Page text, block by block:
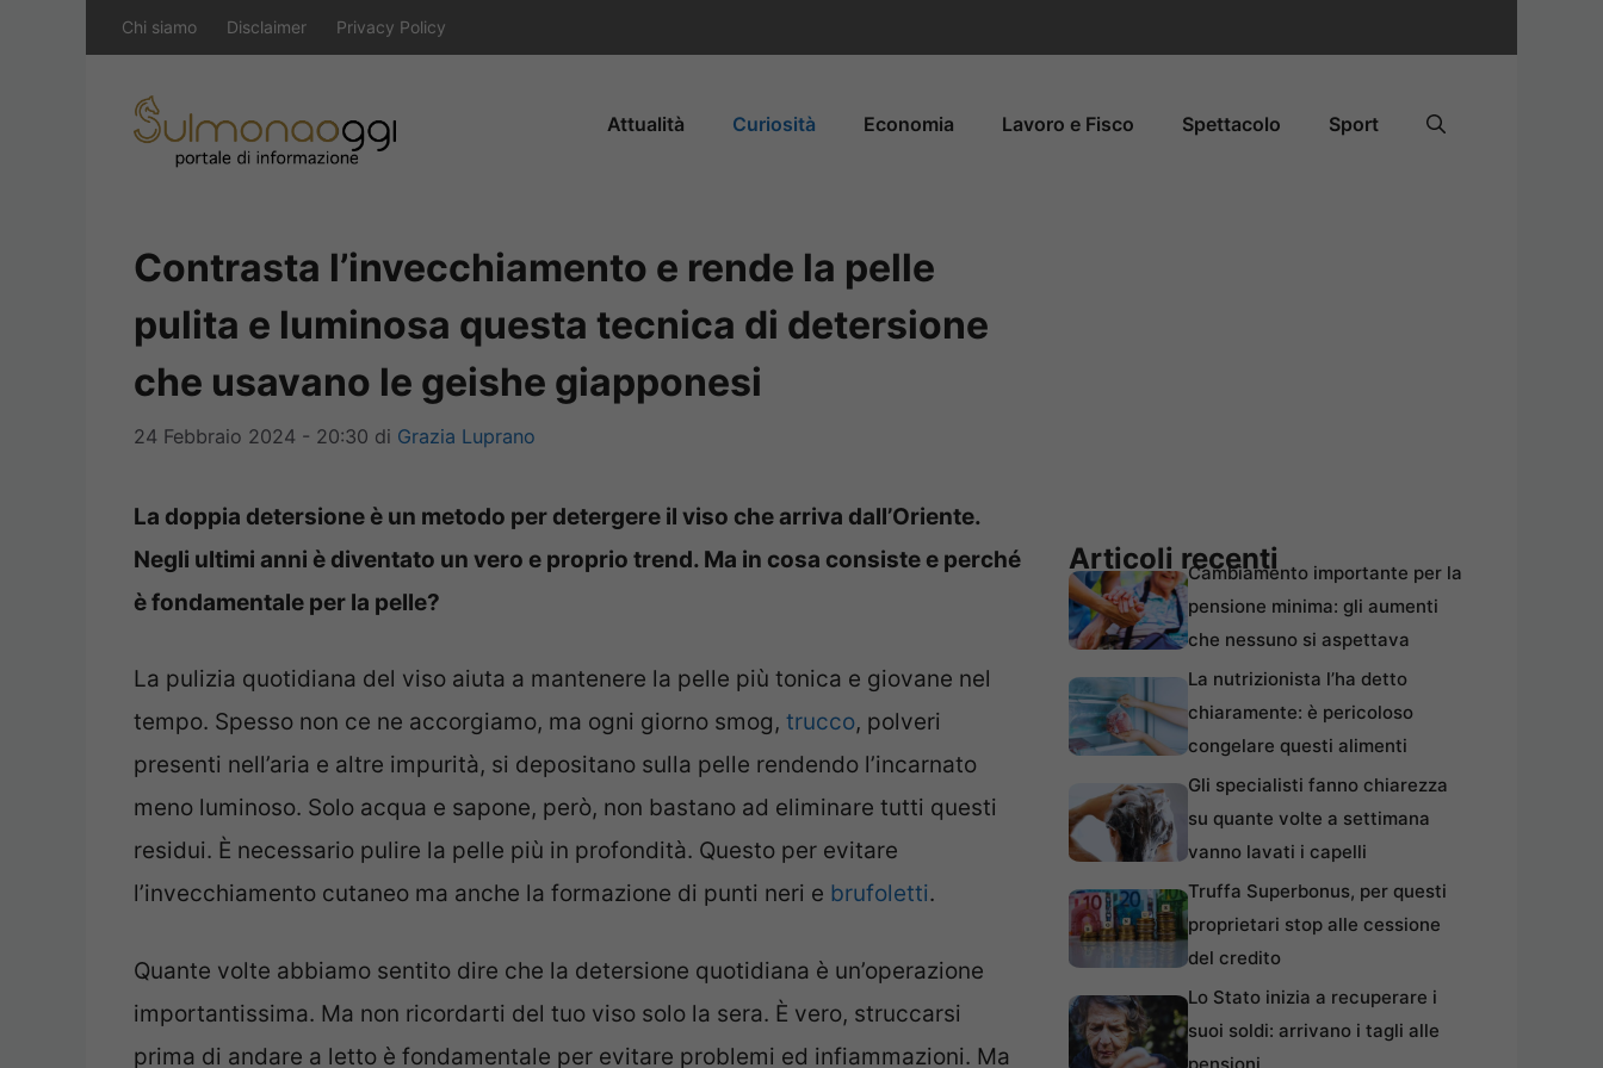
Chi siamo Disclaimer Privacy Policy
Attualità Curiosità Economia Lavoro e Fisco Spettacolo Sport
Contrasta l’invecchiamento e rende la pelle
pulita e luminosa questa tecnica di detersione
che usavano le geishe giapponesi
24 Febbraio 2024 - 20:30 di Grazia Luprano
La doppia detersione è un metodo per detergere il viso che arriva dall’Oriente.
Negli ultimi anni è diventato un vero e proprio trend. Ma in cosa consiste e perché
è fondamentale per la pelle?
La pulizia quotidiana del viso aiuta a mantenere la pelle più tonica e giovane nel
tempo. Spesso non ce ne accorgiamo, ma ogni giorno smog, trucco, polveri
presenti nell’aria e altre impurità, si depositano sulla pelle rendendo l’incarnato
meno luminoso. Solo acqua e sapone, però, non bastano ad eliminare tutti questi
residui. È necessario pulire la pelle più in profondità. Questo per evitare
l’invecchiamento cutaneo ma anche la formazione di punti neri e brufoletti.
Quante volte abbiamo sentito dire che la detersione quotidiana è un’operazione
importantissima. Ma non ricordarti del tuo viso solo la sera. È vero, struccarsi
prima di andare a letto è fondamentale per evitare problemi ed infiammazioni. Ma
Articoli recentiCambiamento importante per la
pensione minima: gli aumenti
che nessuno si aspettava
La nutrizionista l’ha detto
chiaramente: è pericoloso
congelare questi alimenti
Gli specialisti fanno chiarezza
su quante volte a settimana
vanno lavati i capelli
Truffa Superbonus, per questi
proprietari stop alle cessione
del credito
Lo Stato inizia a recuperare i
suoi soldi: arrivano i tagli alle